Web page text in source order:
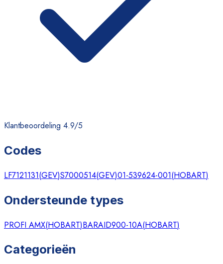
Klantbeoordeling 4.9/5
Codes
LF7121131(GEV)S7000514(GEV)01-539624-001(HOBART)
Ondersteunde types
PROFI AMX(HOBART)BARAID900-10A(HOBART)
Categorieën